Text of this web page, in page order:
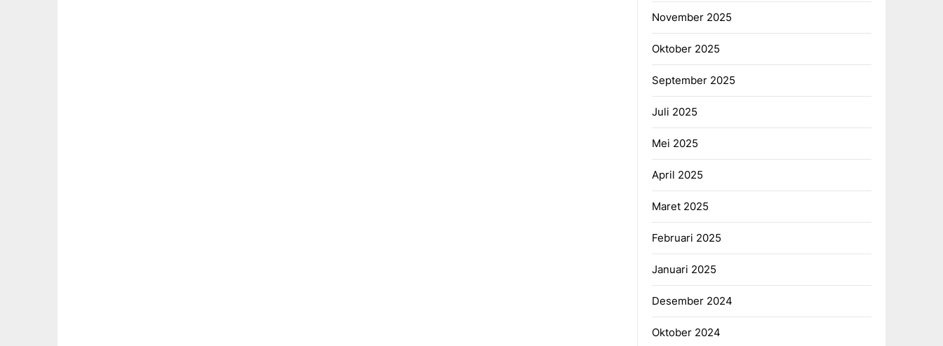
November 2025
Oktober 2025
September 2025
Juli 2025
Mei 2025
April 2025
Maret 2025
Februari 2025
Januari 2025
Desember 2024
Oktober 2024